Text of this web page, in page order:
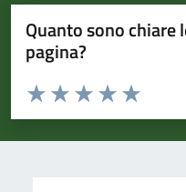
Quanto sono
pagina?
Valuta da 1 a 5 stelle la pagina
Valuta 5
Valuta 4
Valuta 3 stelle su
Valuta 2 stelle su 5
Valuta 1 stelle su 5